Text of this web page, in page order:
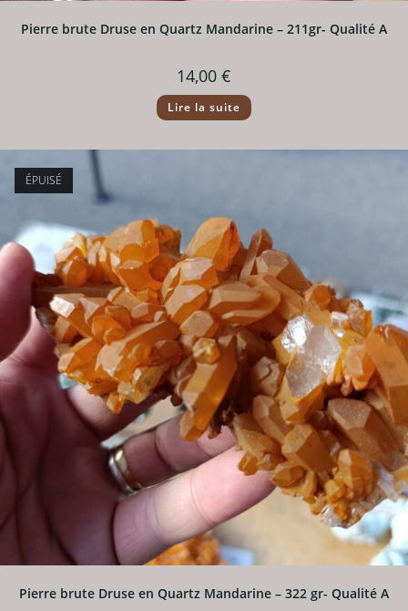
Pierre brute Druse en Quartz Mandarine – 211gr- Qualité A
14,00 €
Lire la suite
ÉPUISÉ
Pierre brute Druse en Quartz Mandarine – 322 gr- Qualité A